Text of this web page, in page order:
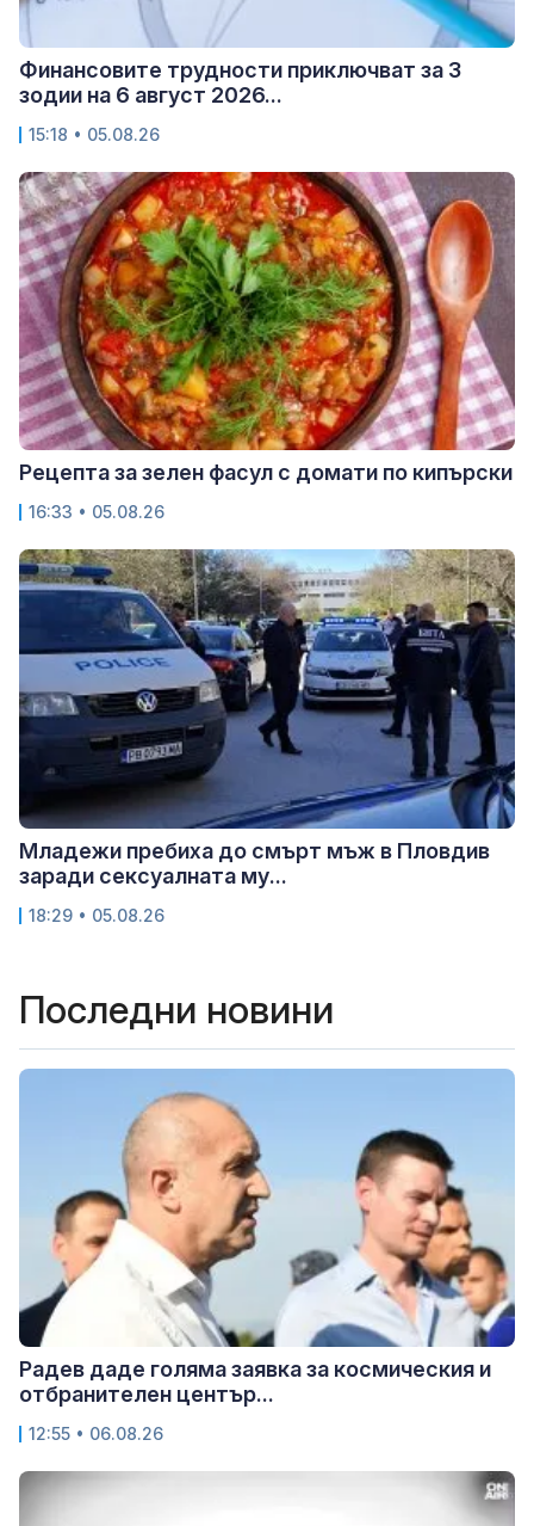
Финансовите трудности приключват за 3
зодии на 6 август 2026...
15:18 • 05.08.26
Рецепта за зелен фасул с домати по кипърски
16:33 • 05.08.26
Младежи пребиха до смърт мъж в Пловдив
заради сексуалната му...
18:29 • 05.08.26
Последни новини
Радев даде голяма заявка за космическия и
отбранителен център...
12:55 • 06.08.26